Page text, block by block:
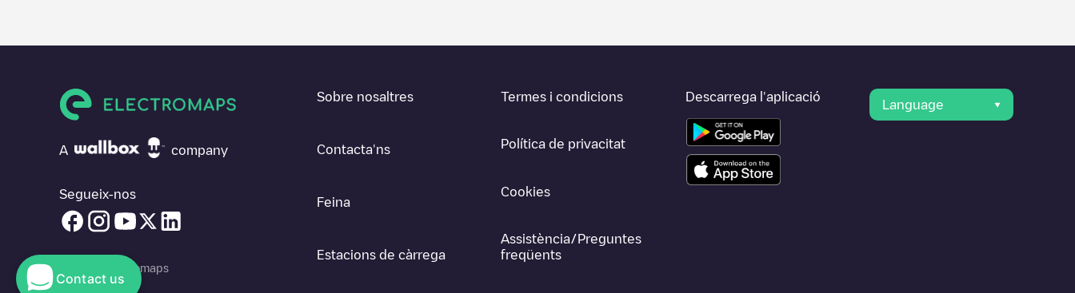
A company
Segueix-nos
© 2026 Electromaps
Sobre nosaltres
Contacta'ns
Feina
Estacions de càrrega
Termes i condicions
Política de privacitat
Cookies
Assistència/Preguntes
freqüents
Descarrega l'aplicació
Language
Contact us